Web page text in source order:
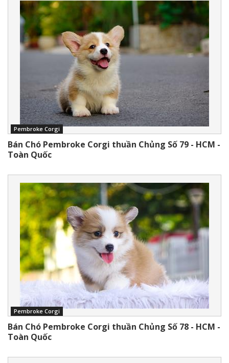
Pembroke Corgi
Bán Chó Pembroke Corgi thuần Chủng Số 79 - HCM -
Toàn Quốc
Pembroke Corgi
Bán Chó Pembroke Corgi thuần Chủng Số 78 - HCM -
Toàn Quốc